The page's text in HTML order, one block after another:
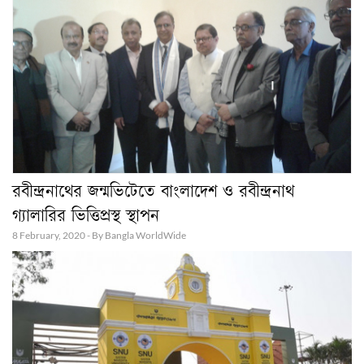
রবীন্দ্রনাথের জন্মভিটেতে বাংলাদেশ ও রবীন্দ্রনাথ
গ্যালারির ভিত্তিপ্রস্থ স্থাপন
8 February, 2020 - By Bangla WorldWide